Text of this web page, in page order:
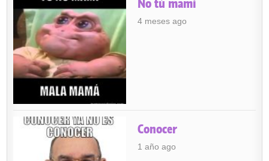
No tú mami
4 meses ago
Conocer
1 año ago